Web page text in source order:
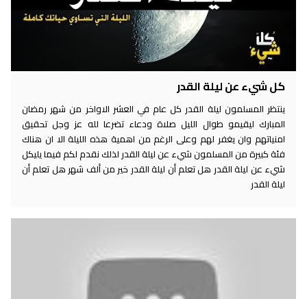
كل شيء عن ليلة القدر
ينتظر المسلمون ليلة القدر كل عام في العشر الاواخر من شهر رمضان
المبارك ليقيمو طوال الليل صلاة ودعاء تضرعا لله عز وجل تحقيق
امنياتهم وان يغفر لهم وعلى الرغم من اهمية هذه الليلة الا ان هناك
فئة كبيرة من المسلمون شيء عن ليلة القدر لذلك نقدم لكم فيما يليكل
شيء عن ليلة القدر هل تعلم أن ليلة القدر خير من ألف شهر هل تعلم أن
ليلة القدر